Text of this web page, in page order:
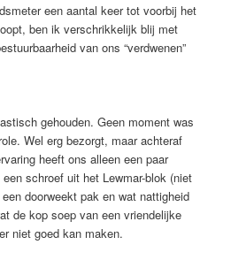
een aantal keer tot voorbij het
ben ik verschrikkelijk blij met
van ons “verdwenen”
gehouden. Geen moment was
Wel erg bezorgt, maar achteraf
heeft ons alleen een paar
schroef uit het Lewmar-blok (niet
doorweekt pak en wat nattigheid
de kop soep van een vriendelijke
niet goed kan maken.